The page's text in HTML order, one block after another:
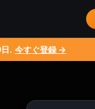
. 今すぐ登録 →